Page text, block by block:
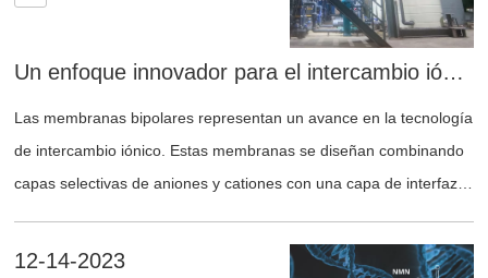
Un enfoque innovador para el intercambio iónico Introducción a las membranas bipolares
Las membranas bipolares representan un avance en la tecnología
de intercambio iónico. Estas membranas se diseñan combinando
capas selectivas de aniones y cationes con una capa de interfaz
sus respectivos ácidos y bases al aplicar un voltaje inverso a
12-14-2023